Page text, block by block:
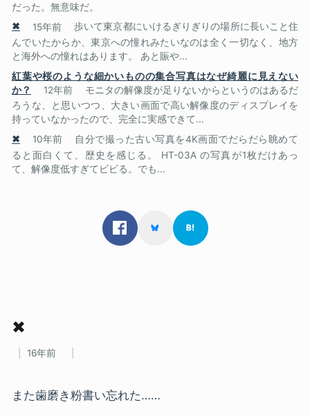
だった。無意味だ。
✖
15年前
歩いて東京都にいけるぎりぎりの場所に長いこと住
んでいたからか、東京への憧れみたいなのは全く一切なく、地方
と海外への憧れはあります。 あと賑や...
紅葉や桜のような細かいものの集合写真はなぜ綺麗に見えない
か？
12年前
モニタの解像度が足りないからというのはあるだ
ろうな、と思いつつ、大きい画面で高い解像度のディスプレイを
持っていなかったので、完全に実感できて...
✖
10年前
自分で撮った古い写真を4K画面でだらだら眺めて
ると面白くて、歴史を感じる。 HT-03A の写真が1枚だけあっ
て、解像度低すぎてビビる。でも...
✖
16年前
また歯磨き粉書い忘れた……